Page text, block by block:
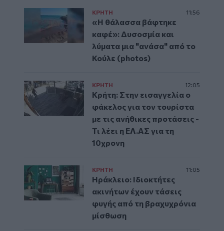
ΚΡΗΤΗ 11:56
«Η θάλασσα βάφτηκε
καφέ»: Δυσοσμία και
λύματα μια "ανάσα" από το
Κούλε (photos)
ΚΡΗΤΗ 12:05
Κρήτη: Στην εισαγγελία ο
φάκελος για τον τουρίστα
με τις ανήθικες προτάσεις -
Τι λέει η ΕΛ.ΑΣ για τη
10χρονη
ΚΡΗΤΗ 11:05
Ηράκλειο: Ιδιοκτήτες
ακινήτων έχουν τάσεις
φυγής από τη βραχυχρόνια
μίσθωση